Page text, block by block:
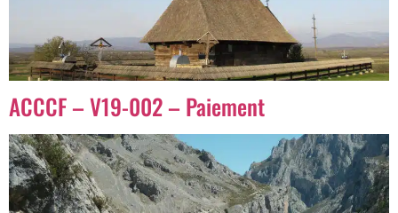
ACCCF – V19-002 – Paiement